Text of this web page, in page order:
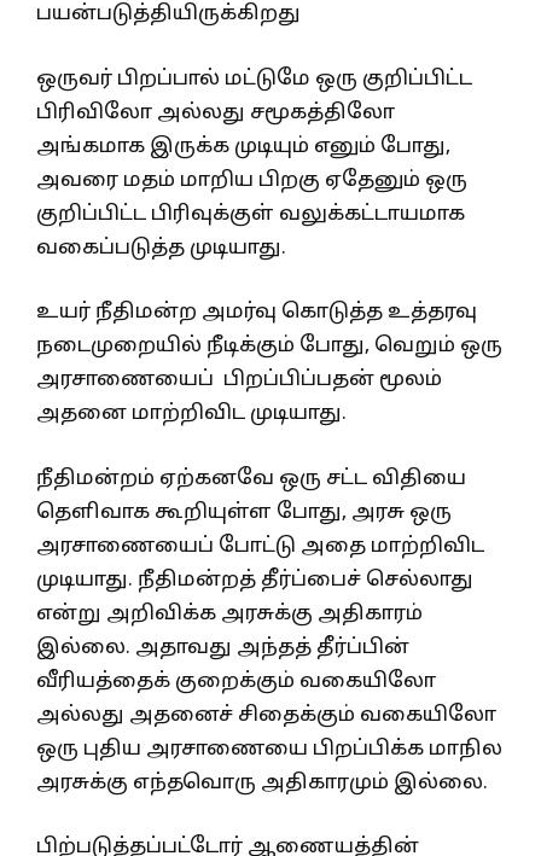
பயன்படுத்தியிருக்கிறது
ஒருவர் பிறப்பால் மட்டுமே ஒரு குறிப்பிட்ட
பிரிவிலோ அல்லது சமூகத்திலோ
அங்கமாக இருக்க முடியும் எனும் போது,
அவரை மதம் மாறிய பிறகு ஏதேனும் ஒரு
குறிப்பிட்ட பிரிவுக்குள் வலுக்கட்டாயமாக
வகைப்படுத்த முடியாது.
உயர் நீதிமன்ற அமர்வு கொடுத்த உத்தரவு
நடைமுறையில் நீடிக்கும் போது, வெறும் ஒரு
அரசாணையைப் பிறப்பிப்பதன் மூலம்
அதனை மாற்றிவிட முடியாது.
நீதிமன்றம் ஏற்கனவே ஒரு சட்ட விதியை
தெளிவாக கூறியுள்ள போது, அரசு ஒரு
அரசாணையைப் போட்டு அதை மாற்றிவிட
முடியாது. நீதிமன்றத் தீர்ப்பைச் செல்லாது
என்று அறிவிக்க அரசுக்கு அதிகாரம்
இல்லை. அதாவது அந்தத் தீர்ப்பின்
வீரியத்தைக் குறைக்கும் வகையிலோ
அல்லது அதனைச் சிதைக்கும் வகையிலோ
ஒரு புதிய அரசாணையை பிறப்பிக்க மாநில
அரசுக்கு எந்தவொரு அதிகாரமும் இல்லை.
பிற்படுத்தப்பட்டோர் ஆணையத்தின்